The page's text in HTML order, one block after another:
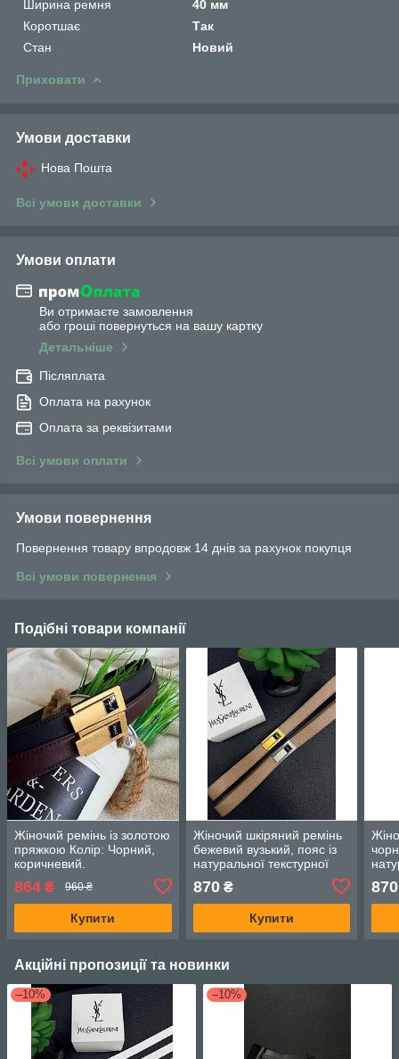
Ширина ремня
40 мм
Коротшає
Так
Стан
Новий
Приховати
Умови доставки
Нова Пошта
Всі умови доставки
Умови оплати
Ви отримаєте замовлення
або гроші повернуться на вашу картку
Детальніше
Післяплата
Оплата на рахунок
Оплата за реквізитами
Всі умови оплати
Умови повернення
Повернення товару впродовж 14 днів за рахунок покупця
Всі умови повернення
Подібні товари компанії
Жіночий ремінь із золотою
пряжкою Колір: Чорний,
коричневий.
864 ₴ 960 ₴
Купити
Жіночий шкіряний ремінь
бежевий вузький, пояс із
натуральної текстурної
пряжкою. Колір: бежевий
870₴
Купити
870
Акційні пропозиції та новинки
–10% –10%